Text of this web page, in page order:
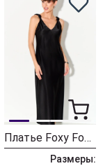
Платье Foxy Fox 1691 черный
Размеры: